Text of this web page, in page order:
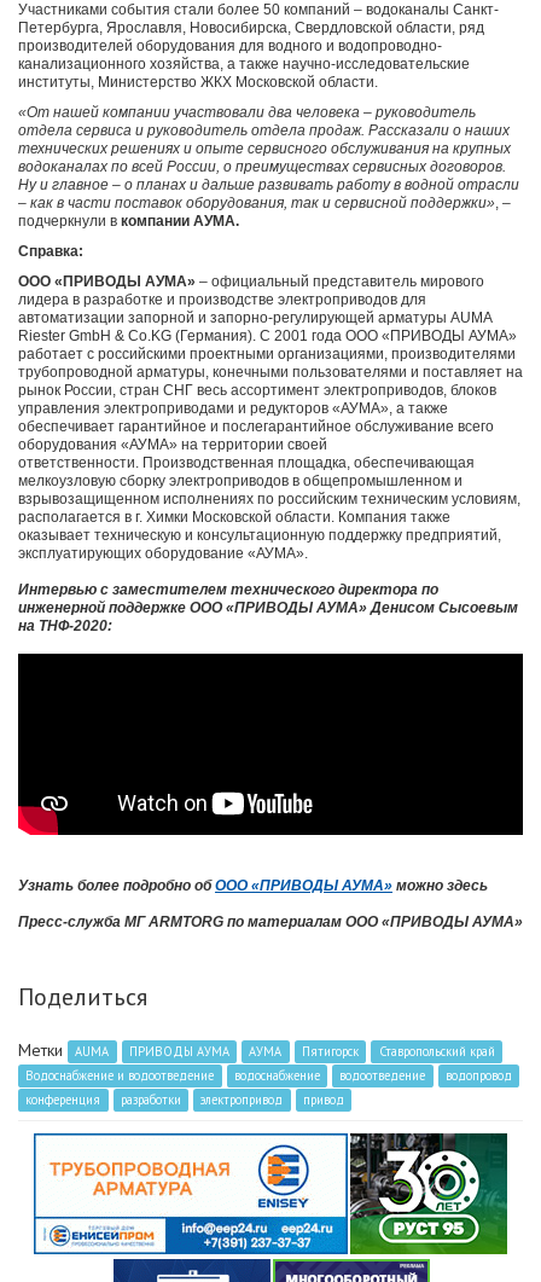
Участниками события стали более 50 компаний – водоканалы Санкт-
Петербурга, Ярославля, Новосибирска, Свердловской области, ряд
производителей оборудования для водного и водопроводно-
канализационного хозяйства, а также научно-исследовательские
институты, Министерство ЖКХ Московской области.
«От нашей компании участвовали два человека – руководитель
отдела сервиса и руководитель отдела продаж. Рассказали о наших
технических решениях и опыте сервисного обслуживания на крупных
водоканалах по всей России, о преимуществах сервисных договоров.
Ну и главное – о планах и дальше развивать работу в водной отрасли
– как в части поставок оборудования, так и сервисной поддержки», –
подчеркнули в компании АУМА.
Справка:
ООО «ПРИВОДЫ АУМА» – официальный представитель мирового
лидера в разработке и производстве электроприводов для
автоматизации запорной и запорно-регулирующей арматуры AUMA
Riester GmbH & Co.KG (Германия). С 2001 года ООО «ПРИВОДЫ АУМА»
работает с российскими проектными организациями, производителями
трубопроводной арматуры, конечными пользователями и поставляет на
рынок России, стран СНГ весь ассортимент электроприводов, блоков
управления электроприводами и редукторов «АУМА», а также
обеспечивает гарантийное и послегарантийное обслуживание всего
оборудования «АУМА» на территории своей
ответственности. Производственная площадка, обеспечивающая
мелкоузловую сборку электроприводов в общепромышленном и
взрывозащищенном исполнениях по российским техническим условиям,
располагается в г. Химки Московской области. Компания также
оказывает техническую и консультационную поддержку предприятий,
эксплуатирующих оборудование «АУМА».
Интервью с заместителем технического директора по
инженерной поддержке ООО «ПРИВОДЫ АУМА» Денисом Сысоевым
на ТНФ-2020:
Узнать более подробно обООО «ПРИВОДЫ АУМА» можно здесь
Пресс-служба МГ ARMTORG по материалам ООО «ПРИВОДЫ АУМА»
Поделиться
Метки AUMA ПРИВОДЫ АУМА АУМА Пятигорск
Ставропольский край
Водоснабжение и водоотведение
водоснабжение водоотведение
водопровод
конференция
разработки электропривод привод